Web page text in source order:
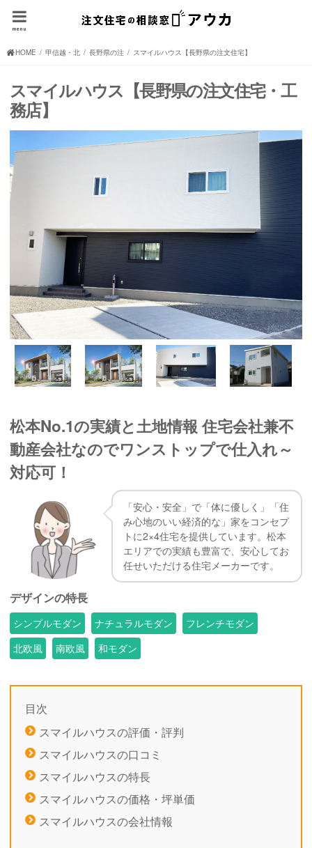
menu
HOME 甲信越・北陸の注文住宅(住宅メーカー、ハウスメーカー)
長野県の注文住宅(住宅メーカー、ハウスメーカー)
スマイルハウス【長野県の注文住宅】
スマイルハウス【長野県の注文住宅・工
務店】
松本No.1の実績と土地情報 住宅会社兼不
動産会社なのでワンストップで仕入れ～
対応可！
「安心・安全」で「体に優しく」「住
み心地のいい経済的な」家をコンセプ
トに2×4住宅を提供しています。松本
エリアでの実績も豊富で、安心してお
任せいただける住宅メーカーです。
デザインの特長
シンプルモダン ナチュラルモダン
フレンチモダン
北欧風
南欧風 和モダン
目次
スマイルハウスの評価・評判
スマイルハウスの口コミ
スマイルハウスの特長
スマイルハウスの価格・坪単価
スマイルハウスの会社情報